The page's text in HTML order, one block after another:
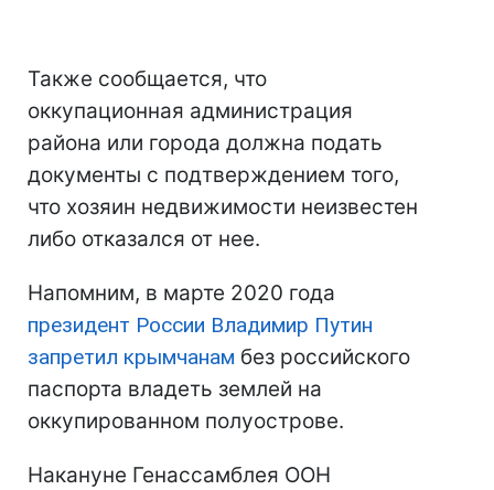
Также сообщается, что
оккупационная администрация
района или города должна подать
документы с подтверждением того,
что хозяин недвижимости неизвестен
либо отказался от нее.
Напомним, в марте 2020 года
президент России Владимир Путин
запретил крымчанам без российского
паспорта владеть землей на
оккупированном полуострове.
Накануне Генассамблея ООН